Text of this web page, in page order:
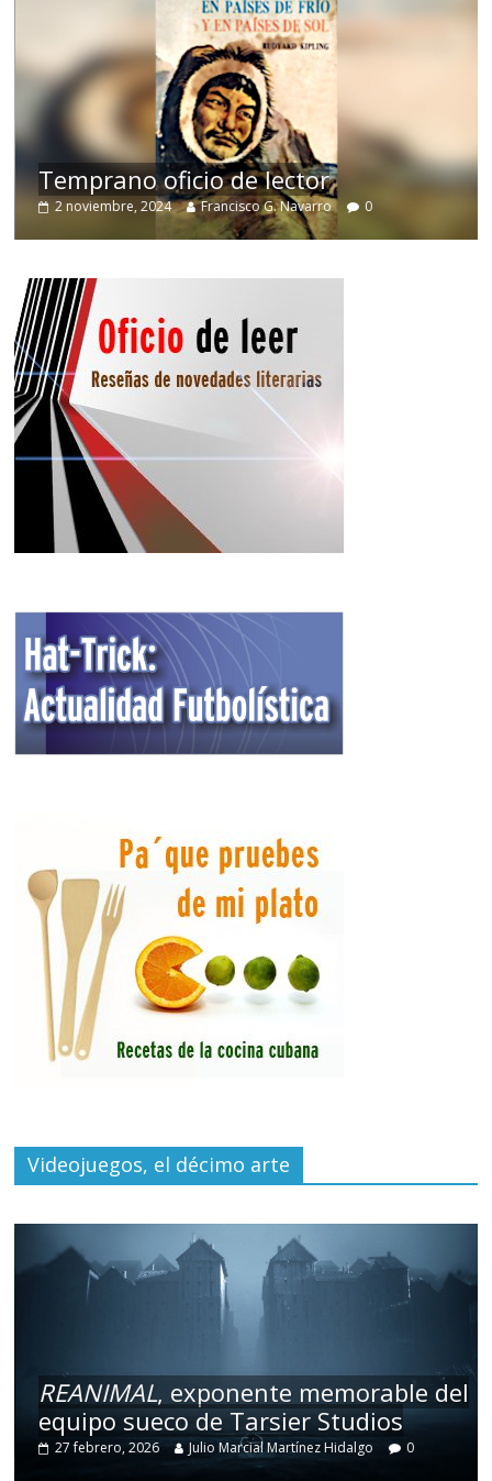
Temprano oficio de lector
2 noviembre, 2024 Francisco G. Navarro 0
Videojuegos, el décimo arte
REANIMAL, exponente memorable del
equipo sueco de Tarsier Studios
27 febrero, 2026 Julio Marcial Martínez Hidalgo 0